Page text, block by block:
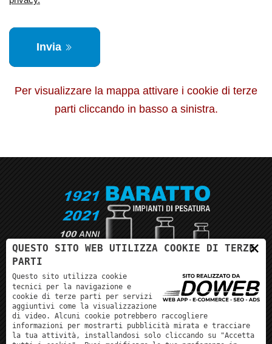
Invia
Per visualizzare la mappa attivare i cookie di terze
parti cliccando in basso a sinistra.
Da oltre un secolo, la nostra esperienza per i tuoi
strumenti per pesare!
×
QUESTO SITO WEB UTILIZZA COOKIE DI TERZE
PARTI
Questo sito utilizza cookie
tecnici per la navigazione e
cookie di terze parti per servizi
aggiuntivi come la visualizzazione
di video. Alcuni cookie potrebbero raccogliere
informazioni per mostrarti pubblicità mirata e tracciare
la tua attività, installandosi solo cliccando su "Accetta